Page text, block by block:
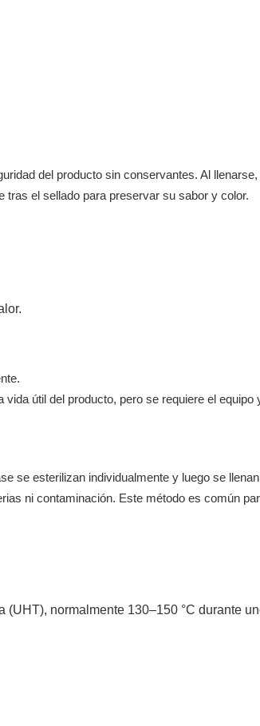
del producto sin conservantes. Al
tras el sellado para preservar su sabor y color.
útil del producto, pero se requiere el equipo
se esterilizan individualmente y luego se
ni contaminación. Este método es común
(UHT), normalmente 130–150 °C durante